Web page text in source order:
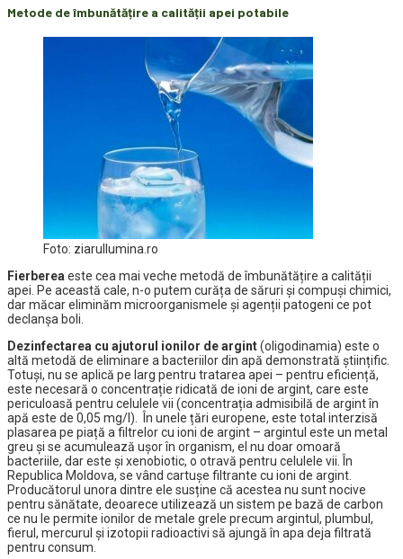
Metode de îmbunătățire a calității apei potabile
Foto: ziarullumina.ro
Fierberea este cea mai veche metodă de îmbunătățire a calității
apei. Pe această cale, n-o putem curăța de săruri și compuși chimici,
dar măcar eliminăm microorganismele și agenții patogeni ce pot
declanșa boli.
Dezinfectarea cu ajutorul ionilor de argint(oligodinamia) este o
altă metodă de eliminare a bacteriilor din apă demonstrată științific.
Totuși, nu se aplică pe larg pentru tratarea apei – pentru eficiență,
este necesară o concentrație ridicată de ioni de argint, care este
periculoasă pentru celulele vii (concentrația admisibilă de argint în
apă este de 0,05 mg/l). În unele țări europene, este total interzisă
plasarea pe piață a filtrelor cu ioni de argint – argintul este un metal
greu și se acumulează ușor în organism, el nu doar omoară
bacteriile, dar este și xenobiotic, o otravă pentru celulele vii. În
Republica Moldova, se vând cartușe filtrante cu ioni de argint.
Producătorul unora dintre ele susține că acestea nu sunt nocive
pentru sănătate, deoarece utilizează un sistem pe bază de carbon
ce nu le permite ionilor de metale grele precum argintul, plumbul,
fierul, mercurul și izotopii radioactivi să ajungă în apa deja filtrată
pentru consum.